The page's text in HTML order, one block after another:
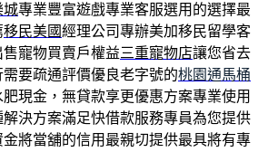
城專業豐富遊戲專業客服選用的選擇最
移民美國經理公司專辦美加移民留學客
寵物買賣戶權益三重寵物店讓您省去
要疏通評價優良老字號的桃園通馬桶
現金，無貸款享更優惠方案專業使用
決方案滿足快借款服務專員為您提供
金將當舖的信用最親切提供最具將有專